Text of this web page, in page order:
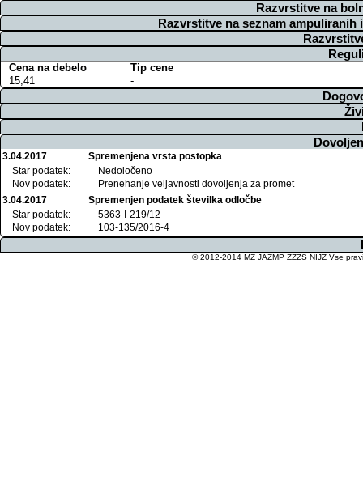
Razvrstitve na
Razvrstitve na seznam
Cena na debelo
Tip cene
15,41
-
3.04.2017
Spremenjena vrsta postopka
Star podatek:
Nedoločeno
Nov podatek:
Prenehanje veljavnosti dovoljenja za promet
3.04.2017
Spremenjen podatek številka odločbe
Star podatek:
5363-I-219/12
Nov podatek:
103-135/2016-4
© 2012-2014 MZ JAZMP ZZZS NIJZ Vse